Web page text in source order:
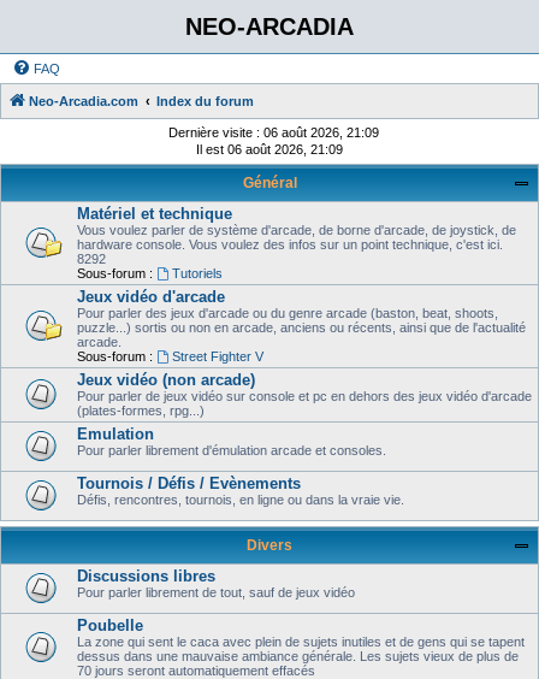
NEO-ARCADIA
FAQ
Neo-Arcadia.com Index du forum
Dernière visite : 06 août 2026, 21:09
Il est 06 août 2026, 21:09
Général
Matériel et technique
Vous voulez parler de système d'arcade, de borne d'arcade, de joystick, de
hardware console. Vous voulez des infos sur un point technique, c'est ici.
8292
Sous-forum :
Tutoriels
Jeux vidéo d'arcade
Pour parler des jeux d'arcade ou du genre arcade (baston, beat, shoots,
puzzle...) sortis ou non en arcade, anciens ou récents, ainsi que de l'actualité
arcade.
Sous-forum :
Street Fighter V
Jeux vidéo (non arcade)
Pour parler de jeux vidéo sur console et pc en dehors des jeux vidéo d'arcade
(plates-formes, rpg...)
Emulation
Pour parler librement d'émulation arcade et consoles.
Tournois / Défis / Evènements
Défis, rencontres, tournois, en ligne ou dans la vraie vie.
Divers
Discussions libres
Pour parler librement de tout, sauf de jeux vidéo
Poubelle
La zone qui sent le caca avec plein de sujets inutiles et de gens qui se tapent
dessus dans une mauvaise ambiance générale. Les sujets vieux de plus de
70 jours seront automatiquement effacés